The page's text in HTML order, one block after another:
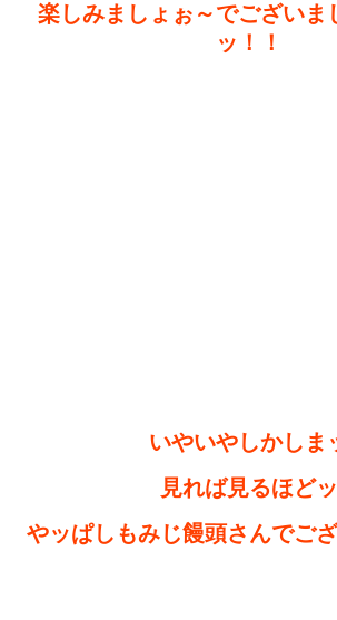
楽しみましょぉ～でございま
ッ！！
いやいやしかしま
見れば見るほどッ
やッぱしもみじ饅頭さんでご